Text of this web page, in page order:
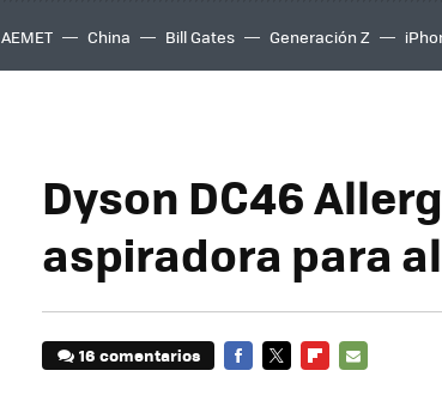
AEMET China Bill Gates Generación Z
Dyson DC46
aspiradora para
16 comentarios